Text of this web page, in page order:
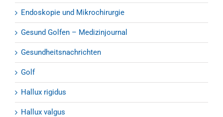
Endoskopie und Mikrochirurgie
Gesund Golfen – Medizinjournal
Gesundheitsnachrichten
Golf
Hallux rigidus
Hallux valgus